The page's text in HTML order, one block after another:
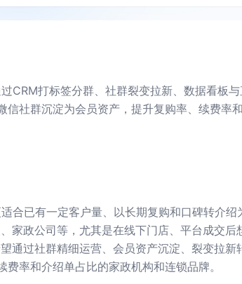
CRM打标签分群、社群裂变拉新、数据看板
社群沉淀为会员资产，提升复购率、续费率
合已有一定客户量、以长期复购和口碑转介绍
家政公司等，尤其是在线下门店、平台成交后
通过社群精细运营、会员资产沉淀、裂变拉新
率和介绍单占比的家政机构和连锁品牌。